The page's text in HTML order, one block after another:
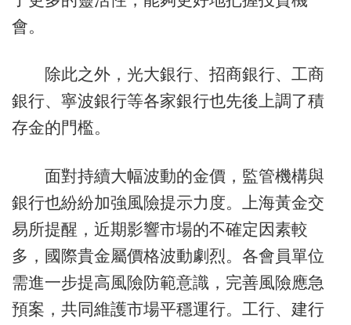
會。
除此之外，光大銀行、招商銀行、工商
銀行、寧波銀行等各家銀行也先後上調了積
存金的門檻。
面對持續大幅波動的金價，監管機構與
銀行也紛紛加強風險提示力度。上海黃金交
易所提醒，近期影響市場的不確定因素較
多，國際貴金屬價格波動劇烈。各會員單位
需進一步提高風險防範意識，完善風險應急
預案，共同維護市場平穩運行。工行、建行